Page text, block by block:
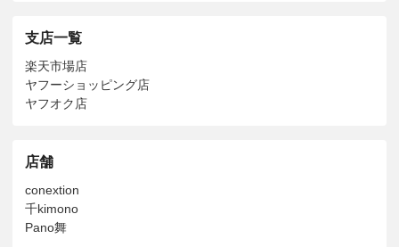
支店一覧
楽天市場店
ヤフーショッピング店
ヤフオク店
店舗
conextion
千kimono
Pano舞